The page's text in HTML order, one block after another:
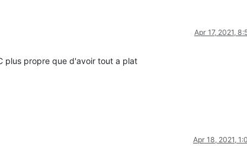
Apr 17, 2021,
plus propre que d'avoir tout a plat
Apr 18, 2021,